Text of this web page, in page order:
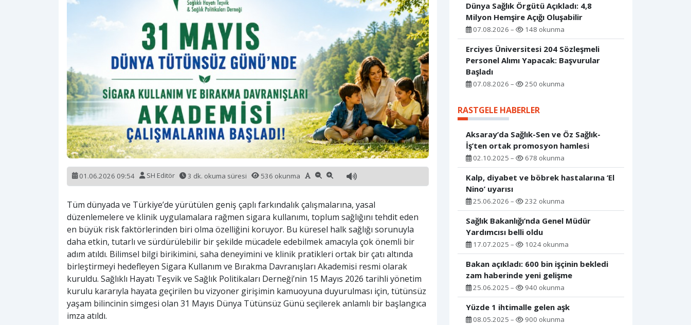
01.06.2026 09:54 SH Editör 3 dk. okuma süresi 536 okunma
Tüm dünyada ve Türkiye’de yürütülen geniş çaplı farkındalık çalışmalarına, yasal
düzenlemelere ve klinik uygulamalara rağmen sigara kullanımı, toplum sağlığını tehdit eden
en büyük risk faktörlerinden biri olma özelliğini koruyor. Bu küresel halk sağlığı sorunuyla
daha etkin, tutarlı ve sürdürülebilir bir şekilde mücadele edebilmek amacıyla çok önemli bir
adım atıldı. Bilimsel bilgi birikimini, saha deneyimini ve klinik pratikleri ortak bir çatı altında
birleştirmeyi hedefleyen Sigara Kullanım ve Bırakma Davranışları Akademisi resmi olarak
kuruldu. Sağlıklı Hayatı Teşvik ve Sağlık Politikaları Derneği’nin 15 Mayıs 2026 tarihli yönetim
kurulu kararıyla hayata geçirilen bu vizyoner girişimin kamuoyuna duyurulması için, tütünsüz
yaşam bilincinin simgesi olan 31 Mayıs Dünya Tütünsüz Günü seçilerek anlamlı bir başlangıca
imza atıldı.
Dünya Sağlık Örgütü Açıkladı: 4,8
Milyon Hemşire Açığı Oluşabilir
07.08.2026 – 148 okunma
Erciyes Üniversitesi 204 Sözleşmeli
Personel Alımı Yapacak: Başvurular
Başladı
07.08.2026 – 250 okunma
RASTGELE HABERLER
Aksaray’da Sağlık-Sen ve Öz Sağlık-
İş’ten ortak promosyon hamlesi
02.10.2025 – 678 okunma
Kalp, diyabet ve böbrek hastalarına ‘El
Nino’ uyarısı
25.06.2026 – 232 okunma
Sağlık Bakanlığı’nda Genel Müdür
Yardımcısı belli oldu
17.07.2025 – 1024 okunma
Bakan açıkladı: 600 bin işçinin bekledi
zam haberinde yeni gelişme
25.06.2025 – 940 okunma
Yüzde 1 ihtimalle gelen aşk
08.05.2025 – 900 okunma